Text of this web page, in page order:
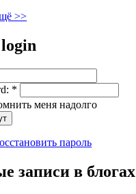
>>
*
меня надолго
пароль
записи в блогах